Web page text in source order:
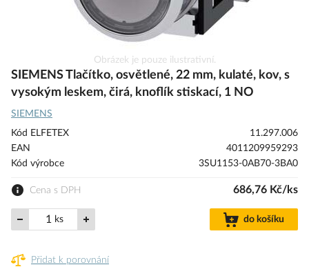
na
začátek
galerie
s
obrázky
Obrázek je pouze ilustrativní.
SIEMENS Tlačítko, osvětlené, 22 mm, kulaté, kov, s
vysokým leskem, čirá, knoflík stiskací, 1 NO
SIEMENS
Kód ELFETEX
11.297.006
EAN
4011209959293
Kód výrobce
3SU1153-0AB70-3BA0
Cena s DPH 686,76 Kč/ks
ks do košíku
Přidat k porovnání